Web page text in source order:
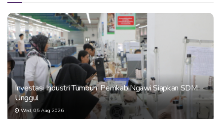
Investasi Industri Tumbuh, Pemkab Ngawi Siapkan SDM
Unggul
Wed, 05 Aug 2026